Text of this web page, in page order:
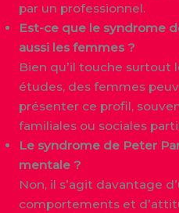
par un professionnel.
Est-ce que le syndrome
aussi les femmes ?
Bien qu’il touche surtout
études, des femmes
présenter ce profil,
familiales ou sociales
Le syndrome de Peter
mentale ?
Non, il s’agit davantage
comportements et